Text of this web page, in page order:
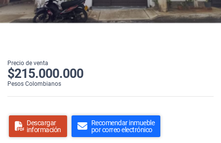
Precio de venta
$215.000.000
Pesos Colombianos
Descargar
información
Recomendar inmueble
por correo electrónico